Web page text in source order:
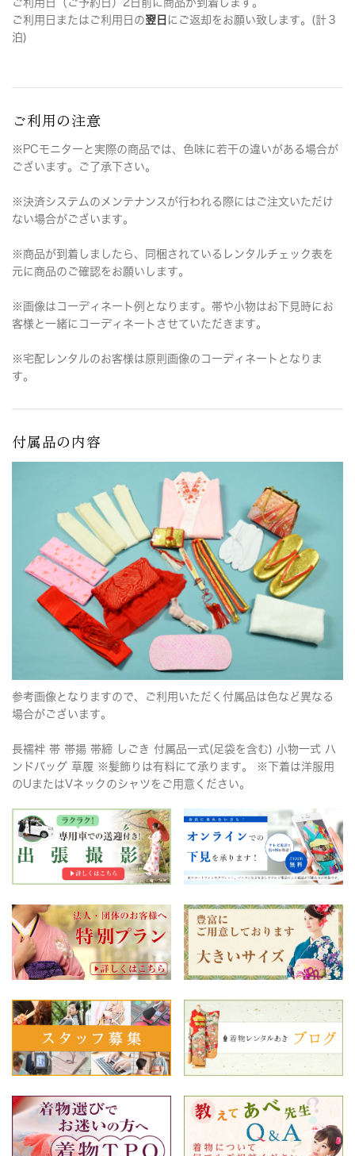
ご利用日（ご予約日）2日前に商品が到着します。
ご利用日またはご利用日の翌日 にご返却をお願い致します。(計３
泊)
ご利用の注意
※PCモニターと実際の商品では、色味に若干の違いがある場合が
ございます。ご了承下さい。
※決済システムのメンテナンスが行われる際にはご注文いただけ
ない場合がございます。
※商品が到着しましたら、同梱されているレンタルチェック表を
元に商品のご確認をお願いします。
※画像はコーディネート例となります。帯や小物はお下見時にお
客様と一緒にコーディネートさせていただきます。
※宅配レンタルのお客様は原則画像のコーディネートとなりま
す。
付属品の内容
参考画像となりますので、ご利用いただく付属品は色など異なる
場合がございます。
長襦袢 帯 帯揚 帯締 しごき 付属品一式(足袋を含む) 小物一式 ハ
ンドバッグ 草履 ※髪飾りは有料にて承ります。 ※下着は洋服用
のUまたはVネックのシャツをご用意ください。